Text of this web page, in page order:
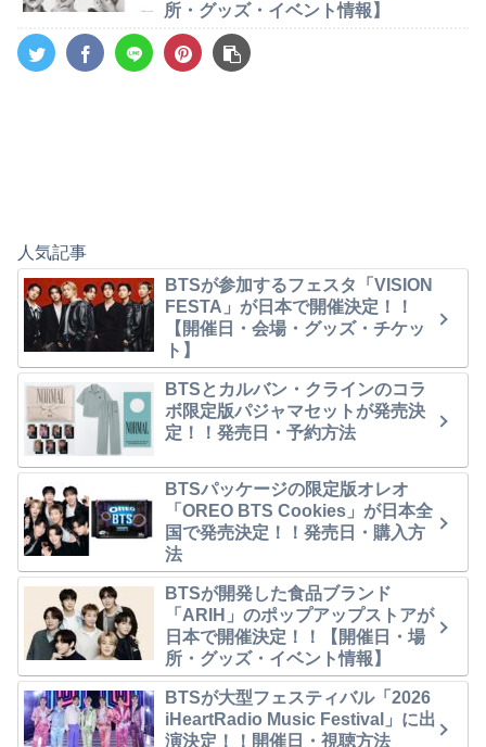
所・グッズ・イベント情報】
人気記事
BTSが参加するフェスタ「VISION
FESTA」が日本で開催決定！！
【開催日・会場・グッズ・チケッ
ト】
BTSとカルバン・クラインのコラ
ボ限定版パジャマセットが発売決
定！！発売日・予約方法
BTSパッケージの限定版オレオ
「OREO BTS Cookies」が日本全
国で発売決定！！発売日・購入方
法
BTSが開発した食品ブランド
「ARIH」のポップアップストアが
日本で開催決定！！【開催日・場
所・グッズ・イベント情報】
BTSが大型フェスティバル「2026
iHeartRadio Music Festival」に出
演決定！！開催日・視聴方法